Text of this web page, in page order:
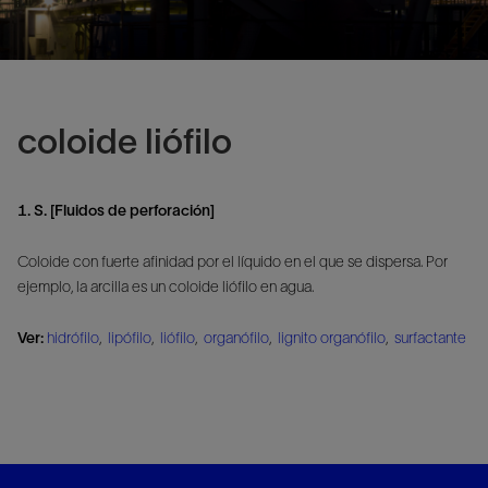
coloide liófilo
1. S. [Fluidos de perforación]
Coloide con fuerte afinidad por el líquido en el que se dispersa. Por
ejemplo, la arcilla es un coloide liófilo en agua.
Ver: hidrófilo lipófilo liófilo organófilo lignito organófilo surfactante